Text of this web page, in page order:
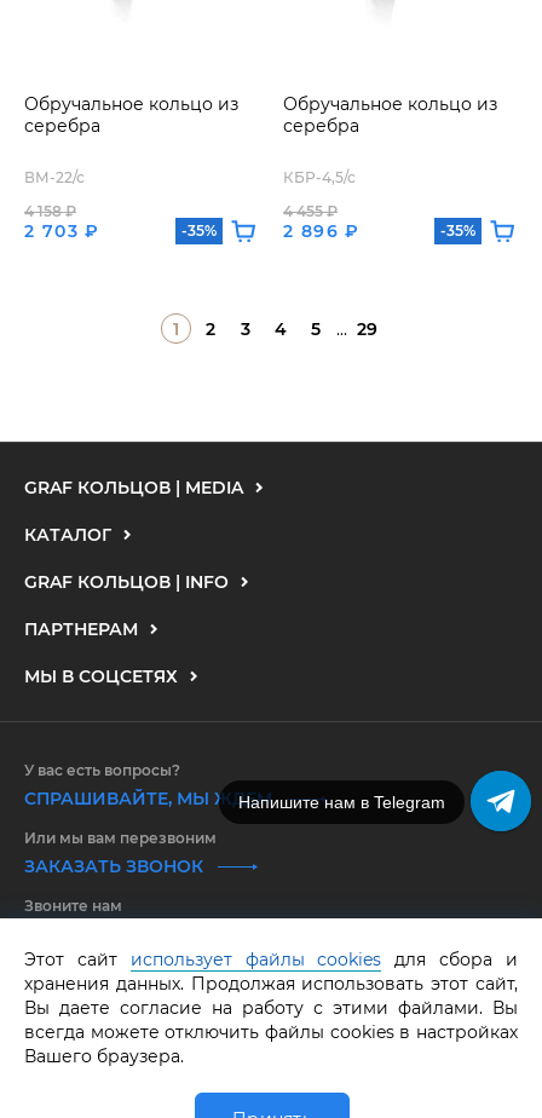
Обручальное кольцо из
серебра
ВМ-22/с
2 703 ₽
4 158 ₽
-35%
Обручальное кольцо из
серебра
КБР-4,5/с
2 896 ₽
4 455 ₽
-35%
1 2 3 4 5 ... 29
GRAF КОЛЬЦОВ | MEDIA
КАТАЛОГ
GRAF КОЛЬЦОВ | INFO
ПАРТНЕРАМ
МЫ В СОЦСЕТЯХ
GRAF КОЛЬЦОВ. Все права защищены.
У вас есть вопросы?
СПРАШИВАЙТЕ, МЫ ЖДЕМ
Или мы вам перезвоним
ЗАКАЗАТЬ ЗВОНОК
Звоните нам
Этот сайт использует файлы cookies для сбора и
хранения данных. Продолжая использовать этот сайт,
Вы даете согласие на работу с этими файлами. Вы
всегда можете отключить файлы cookies в настройках
Вашего браузера.
Напишите нам в Telegram